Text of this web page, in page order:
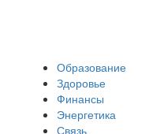
Образование
Здоровье
Финансы
Энергетика
Связь